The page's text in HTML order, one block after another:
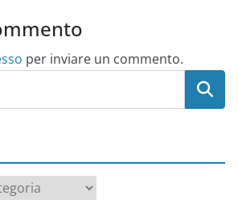
per inviare un commento.